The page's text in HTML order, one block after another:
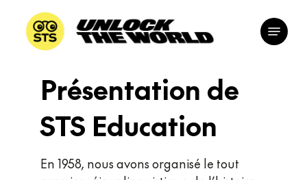
main
Menu
Présentation de
STS Education
En 1958, nous avons organisé le tout